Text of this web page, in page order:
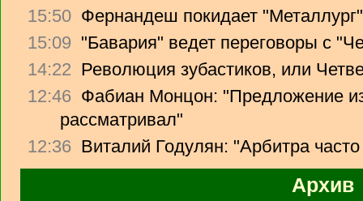
15:50 Фернандеш покидает "Металлург"
15:09 "Бавария" ведет переговоры с
14:22 Революция зубастиков, или
12:46 Фабиан Монцон: "Предложение
рассматривал"
12:36 Виталий Годулян: "Арбитра
Архив